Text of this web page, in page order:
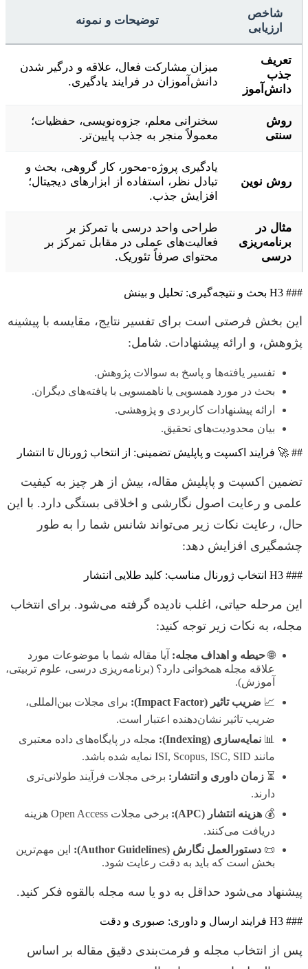
شاخص
ارزیابی
توضیحات و نمونه
تعریف
جذب
دانش‌آموز
میزان مشارکت فعال، علاقه و درگیر شدن
دانش‌آموزان در فرایند یادگیری.
روش
سنتی
سخنرانی معلم، جزوه‌نویسی، حفظیات؛
معمولاً منجر به جذب پایین‌تر.
روش نوین
یادگیری پروژه-محور، کار گروهی، بحث و
تبادل نظر، استفاده از ابزارهای دیجیتال؛
افزایش جذب.
مثال در
برنامه‌ریزی
درسی
طراحی واحد درسی با تمرکز بر
فعالیت‌های عملی در مقابل تمرکز بر
محتوای صرفاً تئوریک.
### H3 بحث و نتیجه‌گیری: تحلیل و بینش
این بخش فرصتی است برای تفسیر نتایج، مقایسه با پیشینه
پژوهش، و ارائه پیشنهادات. شامل:
تفسیر یافته‌ها و پاسخ به سوالات پژوهش.
بحث در مورد همسویی یا ناهمسویی با یافته‌های دیگران.
ارائه پیشنهادات کاربردی و پژوهشی.
بیان محدودیت‌های تحقیق.
## 🚀 فرایند اکسپت و پاپلیش تضمینی: از انتخاب ژورنال تا انتشار
تضمین اکسپت و پاپلیش مقاله، بیش از هر چیز به کیفیت
علمی و رعایت اصول نگارشی و اخلاقی بستگی دارد. با این
حال، رعایت نکات زیر می‌تواند شانس شما را به طور
چشمگیری افزایش دهد:
### H3 انتخاب ژورنال مناسب: کلید طلایی انتشار
این مرحله حیاتی، اغلب نادیده گرفته می‌شود. برای انتخاب
مجله، به نکات زیر توجه کنید:
🌐حیطه و اهداف مجله: آیا مقاله شما با موضوعات مورد
علاقه مجله همخوانی دارد؟ (برنامه‌ریزی درسی، علوم تربیتی،
آموزش).
📈 ضریب تاثیر (Impact Factor):
برای مجلات بین‌المللی،
ضریب تاثیر نشان‌دهنده اعتبار است.
📊 نمایه‌سازی (Indexing):
مجله در پایگاه‌های داده معتبری
مانند ISI, Scopus, ISC, SID نمایه شده باشد.
⏳ زمان داوری و انتشار: برخی مجلات فرآیند طولانی‌تری
دارند.
💰 هزینه انتشار (APC):
برخی مجلات Open Access هزینه
دریافت می‌کنند.
📜 دستورالعمل نگارش (Author Guidelines):
این مهم‌ترین
بخش است که باید به دقت رعایت شود.
پیشنهاد می‌شود حداقل به دو یا سه مجله بالقوه فکر کنید.
### H3 فرایند ارسال و داوری: صبوری و دقت
پس از انتخاب مجله و فرمت‌بندی دقیق مقاله بر اساس